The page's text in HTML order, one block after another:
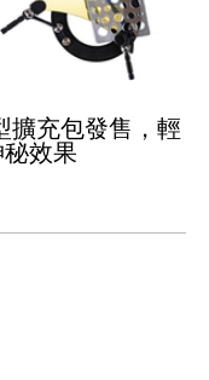
擴充包發售，輕
效果